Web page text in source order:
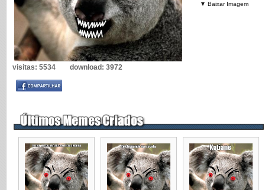
▼ Baixar Imagem
visitas: 5534 download: 3972